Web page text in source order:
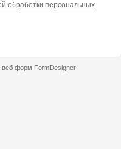
обработки персональных
веб-форм FormDesigner